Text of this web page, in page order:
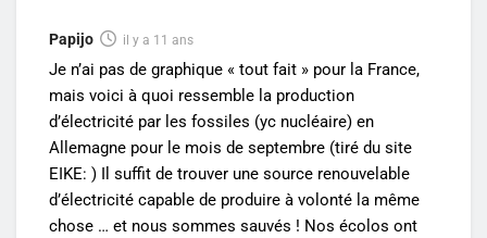
Papijo il y a 11 ans
Je n’ai pas de graphique « tout fait » pour la France,
mais voici à quoi ressemble la production
d’électricité par les fossiles (yc nucléaire) en
Allemagne pour le mois de septembre (tiré du site
EIKE: ) Il suffit de trouver une source renouvelable
d’électricité capable de produire à volonté la même
chose … et nous sommes sauvés ! Nos écolos ont